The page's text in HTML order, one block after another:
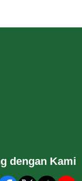
dengan Kami